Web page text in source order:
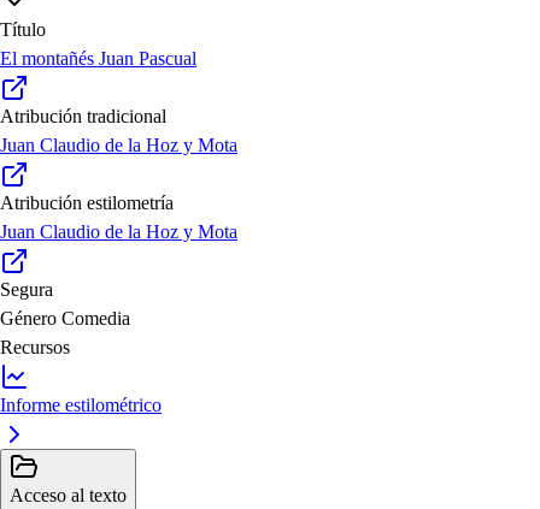
Título
El montañés Juan Pascual
Atribución tradicional
Juan Claudio de la Hoz y Mota
Atribución estilometría
Juan Claudio de la Hoz y Mota
Segura
Género Comedia
Recursos
Informe estilométrico
Acceso al texto